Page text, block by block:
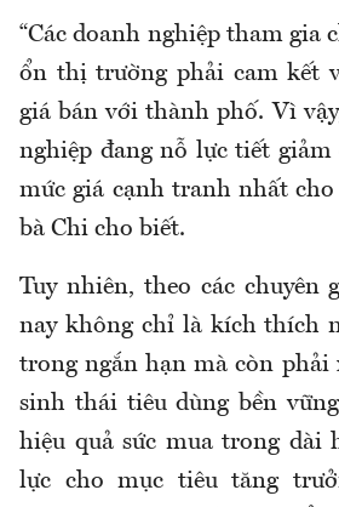
“Các doanh nghiệp tham gia
ổn thị trường phải cam kết
giá bán với thành phố. Vì
nghiệp đang nỗ lực tiết
mức giá cạnh tranh nhất cho
bà Chi cho biết.
Tuy nhiên, theo các chuyên
nay không chỉ là kích thích
trong ngắn hạn mà còn phải
sinh thái tiêu dùng bền
hiệu quả sức mua trong dài
lực cho mục tiêu tăng